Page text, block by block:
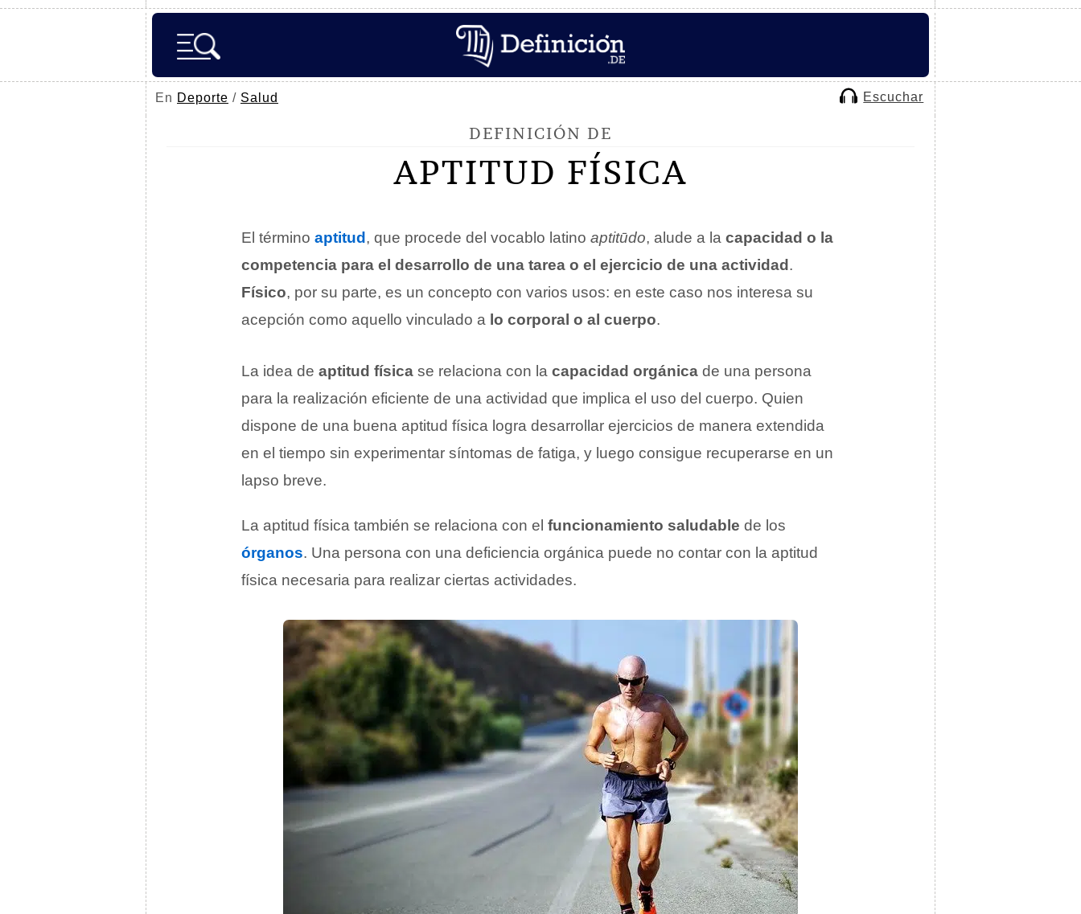
En Deporte / Salud Escuchar
DEFINICIÓN DE
APTITUD FÍSICA
El término aptitud , que procede del vocablo latino aptitūdo, alude a la capacidad o la
competencia para el desarrollo de una tarea o el ejercicio de una actividad .
Físico, por su parte, es un concepto con varios usos: en este caso nos interesa su
acepción como aquello vinculado a lo corporal o al cuerpo.
La idea de aptitud física se relaciona con la capacidad orgánica de una persona
para la realización eficiente de una actividad que implica el uso del cuerpo. Quien
dispone de una buena aptitud física logra desarrollar ejercicios de manera extendida
en el tiempo sin experimentar síntomas de fatiga, y luego consigue recuperarse en un
lapso breve.
La aptitud física también se relaciona con el funcionamiento saludable de los
órganos. Una persona con una deficiencia orgánica puede no contar con la aptitud
física necesaria para realizar ciertas actividades.